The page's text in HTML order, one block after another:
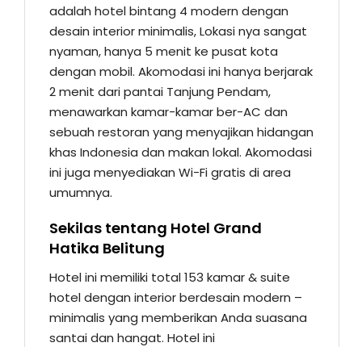
adalah hotel bintang 4 modern dengan
desain interior minimalis, Lokasi nya sangat
nyaman, hanya 5 menit ke pusat kota
dengan mobil. Akomodasi ini hanya berjarak
2 menit dari pantai Tanjung Pendam,
menawarkan kamar-kamar ber-AC dan
sebuah restoran yang menyajikan hidangan
khas Indonesia dan makan lokal. Akomodasi
ini juga menyediakan Wi-Fi gratis di area
umumnya.
Sekilas tentang Hotel Grand
Hatika Belitung
Hotel ini memiliki total 153 kamar & suite
hotel dengan interior berdesain modern –
minimalis yang memberikan Anda suasana
santai dan hangat. Hotel ini